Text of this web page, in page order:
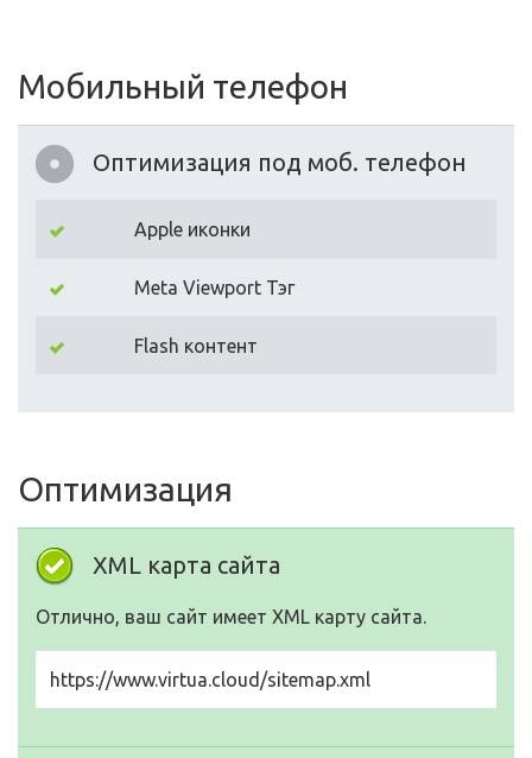
Мобильный телефон
Оптимизация под моб. телефон
Apple иконки
Meta Viewport Тэг
Flash контент
Оптимизация
XML карта сайта
Отлично, ваш сайт имеет XML карту сайта.
https://www.virtua.cloud/sitemap.xml